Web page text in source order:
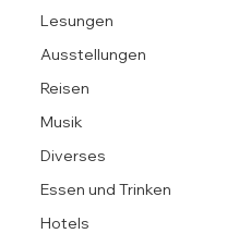
Lesungen
Ausstellungen
Reisen
Musik
Diverses
Essen und Trinken
Hotels